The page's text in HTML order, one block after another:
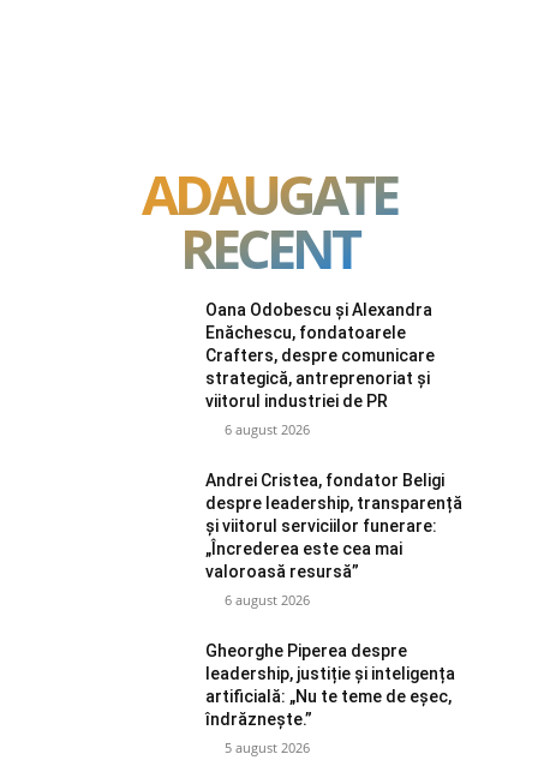
ADAUGATE
RECENT
Oana Odobescu și Alexandra
Enăchescu, fondatoarele
Crafters, despre comunicare
strategică, antreprenoriat și
viitorul industriei de PR
6 august 2026
Andrei Cristea, fondator Beligi
despre leadership, transparență
și viitorul serviciilor funerare:
„Încrederea este cea mai
valoroasă resursă”
6 august 2026
Gheorghe Piperea despre
leadership, justiție și inteligența
artificială: „Nu te teme de eșec,
îndrăznește.”
5 august 2026